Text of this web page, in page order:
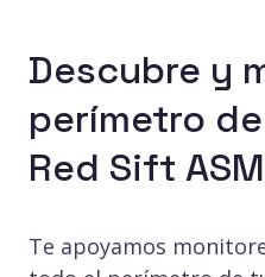
Descubre y
perímetro
Red Sift ASM
Te apoyamos